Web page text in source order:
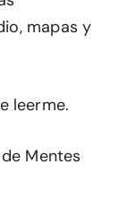
mapas y
leerme.
Mentes